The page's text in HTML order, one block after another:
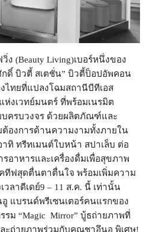
(Beauty Living)เบอร์หนึ่งของ
กดิ์ บิวตี้ สเตชั่น” บิวตี้ป็อปอัพคอน
ไทยที่แปลงโฉมสถานีบีทีเอส
งเวทย์มนตร์ ที่พร้อมเนรมิต
ครบวงจร ด้วยผลิตภัณฑ์และ
องการด้านความงามทั้งภายใน
ทิ ทรีทเมนต์ใบหน้า สปาเล็บ ต่อ
อาหารและเครื่องดื่มเพื่อสุขภาพ
ทีฟสุดตื่นตาตื่นใจ พร้อมเพิ่มความ
ลาดีเดย์9 – 11 ส.ค. นี้ เท่านั้น
แบรนด์พรีเซนเตอร์คนแรกของ
ม “Magic Mirror” บู้ธถ่ายภาพที่
ะถ่ายภาพร่วมกับคุณชาอึนอู พิเศษ!